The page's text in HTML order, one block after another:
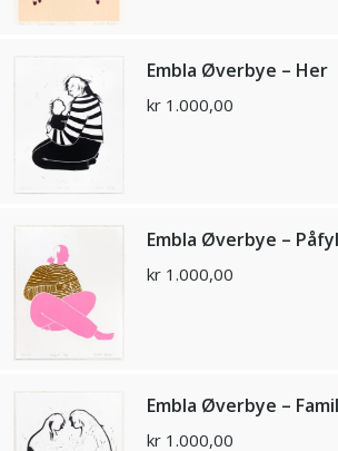
Embla Øverbye – Her
kr 1.000,00
Embla Øverbye –
kr 1.000,00
Embla Øverbye –
kr 1.000,00